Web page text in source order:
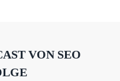
VON SEO